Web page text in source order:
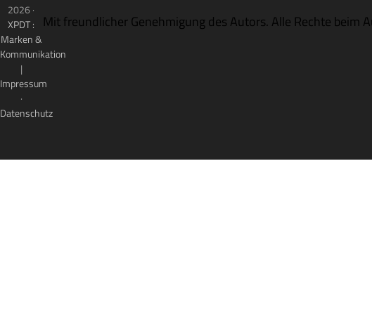
Mit freund­li­cher Geneh­mi­gung des Autors. Alle Rechte beim
2026 ·
XPDT :
Marken &
Kommunikation
|
Impressum
·
Datenschutz